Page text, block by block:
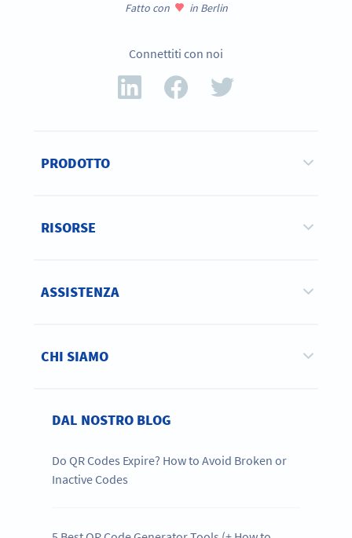
Fatto con in Berlin
Connettiti con noi
PRODOTTO
RISORSE
ASSISTENZA
CHI SIAMO
DAL NOSTRO BLOG
Do QR Codes Expire? How to Avoid Broken or
Inactive Codes